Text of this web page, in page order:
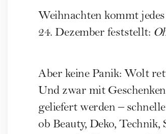
Weihnachten kommt
24. Dezember feststellt:
Aber keine Panik: Wolt
Und zwar mit
geliefert werden –
ob Beauty, Deko,